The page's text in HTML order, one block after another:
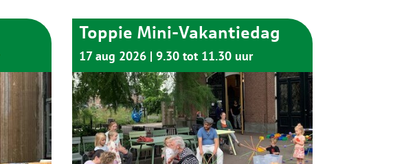
Toppie Mini-Vakantiedag
17 aug 2026 9.30 tot 11.30 uur